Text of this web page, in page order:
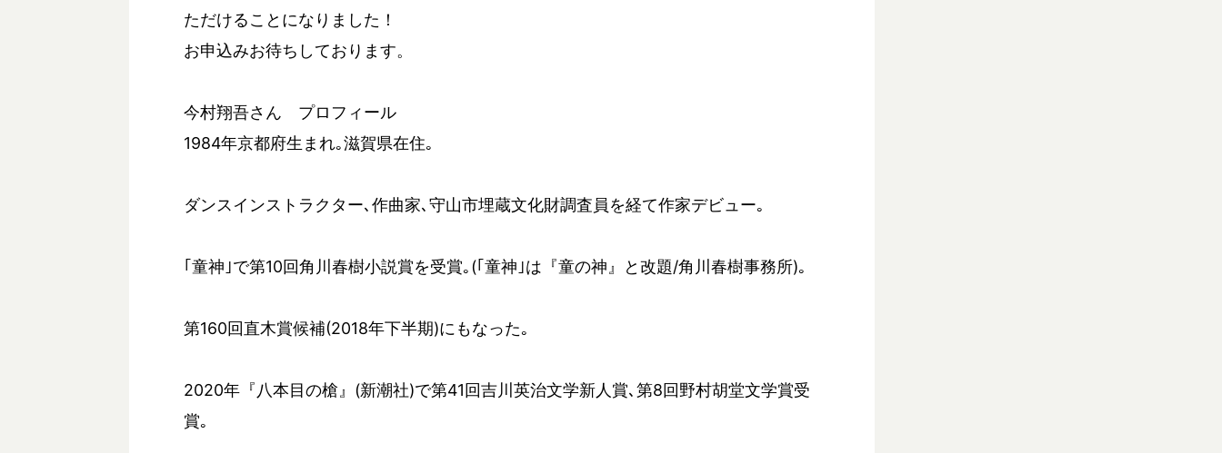
ただけることになりました！
お申込みお待ちしております。
今村翔吾さん プロフィール
1984年京都府生まれ｡滋賀県在住｡
ダンスインストラクター､作曲家､守山市埋蔵文化財調査員を経て作家デビュー｡
｢童神｣で第10回角川春樹小説賞を受賞｡(｢童神｣は『童の神』と改題/角川春樹事務所)｡
第160回直木賞候補(2018年下半期)にもなった｡
2020年『八本目の槍』(新潮社)で第41回吉川英治文学新人賞､第8回野村胡堂文学賞受
賞｡